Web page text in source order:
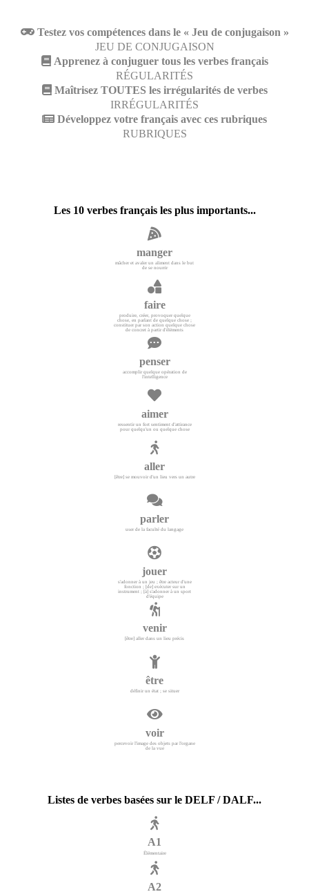
Testez vos compétences dans le « Jeu de conjugaison »
JEU DE CONJUGAISON
Apprenez à conjuguer tous les verbes français
RÉGULARITÉS
Maîtrisez TOUTES les irrégularités de verbes
IRRÉGULARITÉS
Développez votre français avec ces rubriques
RUBRIQUES
Les 10 verbes français les plus importants...
manger
mâcher et avaler un aliment dans le but
de se nourrir
faire
produire, créer, provoquer quelque
chose, en parlant de quelque chose ;
constituer par son action quelque chose
de concret à partir d'éléments
penser
accomplir quelque opération de
l'intelligence
aimer
ressentir un fort sentiment d'attirance
pour quelqu'un ou quelque chose
aller
[être] se mouvoir d'un lieu vers un autre
parler
user de la faculté du langage
jouer
s'adonner à un jeu ; être acteur d'une
fonction ; [de] exécuter sur un
instrument ; [à] s'adonner à un sport
d'équipe
venir
[être] aller dans un lieu précis
être
définir un état ; se situer
voir
percevoir l'image des objets par l'organe
de la vue
Listes de verbes basées sur le DELF / DALF...
A1
Élémentaire
A2